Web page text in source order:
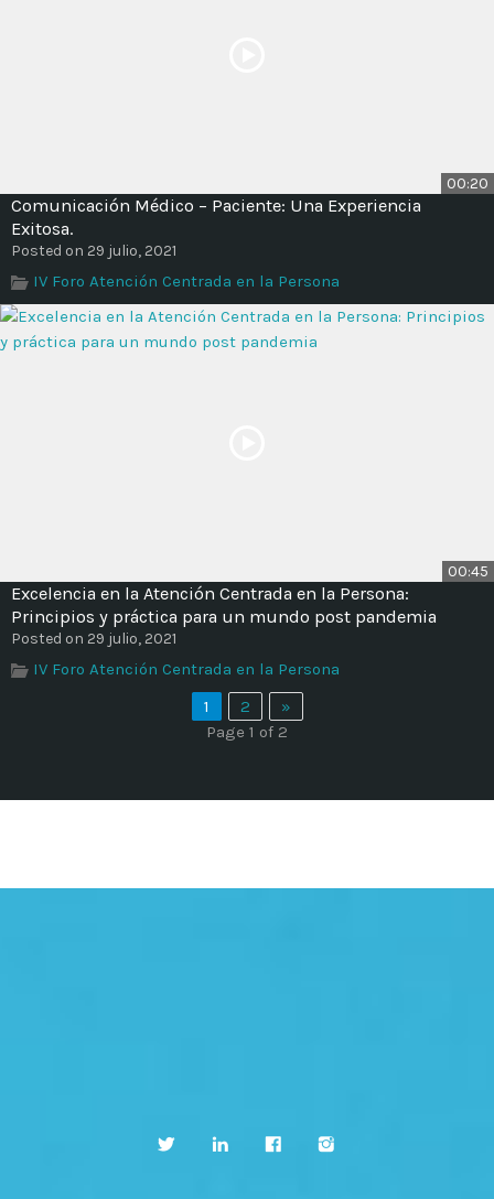
00:20
Comunicación Médico – Paciente: Una Experiencia
Exitosa.
Posted on 29 julio, 2021
IV Foro Atención Centrada en la Persona
00:45
Excelencia en la Atención Centrada en la Persona:
Principios y práctica para un mundo post pandemia
Posted on 29 julio, 2021
IV Foro Atención Centrada en la Persona
1
2
»
Page 1 of 2